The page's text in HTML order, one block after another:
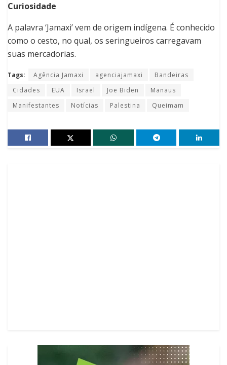
Curiosidade
A palavra ‘Jamaxi’ vem de origem indígena. É conhecido
como o cesto, no qual, os seringueiros carregavam
suas mercadorias.
Tags: Agência Jamaxi agenciajamaxi
Bandeiras
Cidades
EUA Israel Joe Biden
Manaus
Manifestantes
Notícias Palestina Queimam